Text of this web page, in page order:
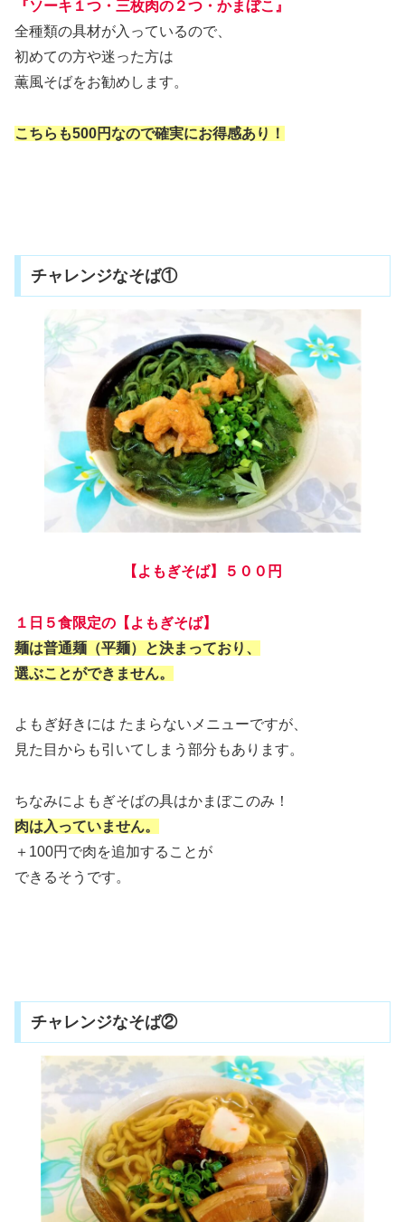
『ソーキ１つ・三枚肉の２つ・かまぼこ』
全種類の具材が入っているので、
初めての方や迷った方は
薫風そばをお勧めします。
こちらも500円なので確実にお得感あり！
チャレンジなそば①
【よもぎそば】５００円
１日５食限定の【よもぎそば】
麺は普通麺（平麺）と決まっており、
選ぶことができません。
よもぎ好きには たまらないメニューですが、
見た目からも引いてしまう部分もあります。
ちなみによもぎそばの具はかまぼこのみ！
肉は入っていません。
＋100円で肉を追加することが
できるそうです。
チャレンジなそば②